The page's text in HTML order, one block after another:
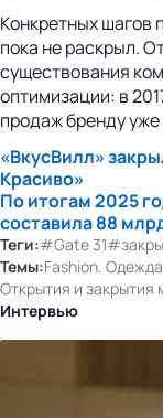
Конкретных шагов
пока не раскрыл.
существования
оптимизации: в
продаж бренду
«ВкусВилл»
Красиво»
По итогам 2025
составила 88
Теги:#Gate 31
Темы:Fashion.
Открытия и закрытия
Интервью